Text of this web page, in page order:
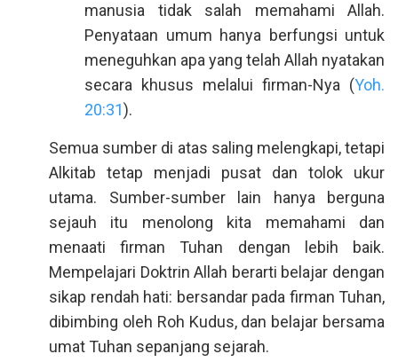
manusia tidak salah memahami Allah.
Penyataan umum hanya berfungsi untuk
meneguhkan apa yang telah Allah nyatakan
secara khusus melalui firman-Nya (Yoh.
20:31).
Semua sumber di atas saling melengkapi, tetapi
Alkitab tetap menjadi pusat dan tolok ukur
utama. Sumber-sumber lain hanya berguna
sejauh itu menolong kita memahami dan
menaati firman Tuhan dengan lebih baik.
Mempelajari Doktrin Allah berarti belajar dengan
sikap rendah hati: bersandar pada firman Tuhan,
dibimbing oleh Roh Kudus, dan belajar bersama
umat Tuhan sepanjang sejarah.